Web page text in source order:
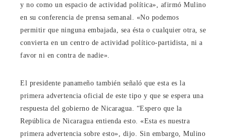
y no como un espacio de actividad política», afirmó Mulino
en su conferencia de prensa semanal. «No podemos
permitir que ninguna embajada, sea ésta o cualquier otra, se
convierta en un centro de actividad político-partidista, ni a
favor ni en contra de nadie».
El presidente panameño también señaló que esta es la
primera advertencia oficial de este tipo y que se espera una
respuesta del gobierno de Nicaragua. “Espero que la
República de Nicaragua entienda esto. «Esta es nuestra
primera advertencia sobre esto», dijo. Sin embargo, Mulino